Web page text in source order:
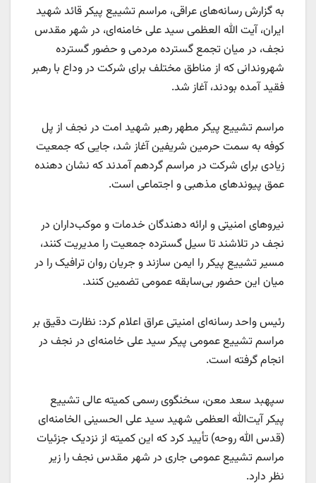
به گزارش رسانه‌های عراقی، مراسم تشییع پیکر قائد شهید
ایران، آیت الله العظمی سید علی خامنه‌ای، در شهر مقدس
نجف، در میان تجمع گسترده مردمی و حضور گسترده
شهروندانی که از مناطق مختلف برای شرکت در وداع با رهبر
فقید آمده بودند، آغاز شد.
مراسم تشییع پیکر مطهر رهبر شهید امت در نجف از پل
کوفه به سمت حرمین شریفین آغاز شد، جایی که جمعیت
زیادی برای شرکت در مراسم گردهم آمدند که نشان دهنده
عمق پیوندهای مذهبی و اجتماعی است.
نیروهای امنیتی و ارائه دهندگان خدمات و موکب‌داران در
نجف در تلاشند تا سیل گسترده جمعیت را مدیریت کنند،
مسیر تشییع پیکر را ایمن سازند و جریان روان ترافیک را در
میان این حضور بی‌سابقه عمومی تضمین کنند.
رئیس واحد رسانه‌ای امنیتی عراق اعلام کرد: نظارت دقیق بر
مراسم تشییع عمومی پیکر سید علی خامنه‌ای در نجف در
انجام گرفته است.
سپهبد سعد معن، سخنگوی رسمی کمیته عالی تشییع
پیکر آیت‌الله العظمی شهید سید علی الحسینی الخامنه‌ای
(قدس الله روحه) تأیید کرد که این کمیته از نزدیک جزئیات
مراسم تشییع عمومی جاری در شهر مقدس نجف را زیر
نظر دارد.